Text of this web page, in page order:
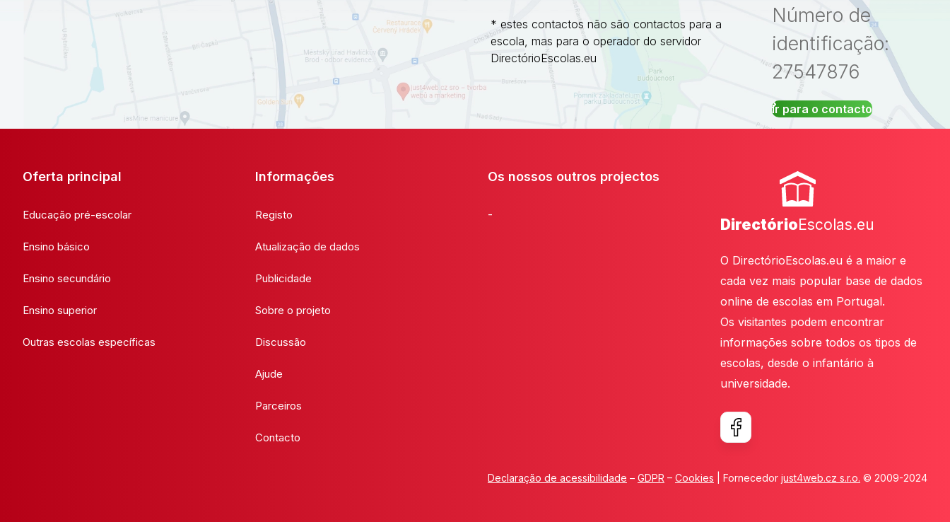
* estes contactos não são contactos para a
escola, mas para o operador do servidor
DirectórioEscolas.eu
Número de
identificação:
27547876
Ir para o contacto
Oferta principal
Educação pré-escolar
Ensino básico
Ensino secundário
Ensino superior
Outras escolas específicas
Informações
Registo
Atualização de dados
Publicidade
Sobre o projeto
Discussão
Ajude
Parceiros
Contacto
Os nossos outros projectos
-
DirectórioEscolas.eu
O DirectórioEscolas.eu é a maior e
cada vez mais popular base de dados
online de escolas em Portugal.
Os visitantes podem encontrar
informações sobre todos os tipos de
escolas, desde o infantário à
universidade.
Declaração de acessibilidade – GDPR – Cookies | Fornecedor just4web.cz s.r.o. © 2009-2024